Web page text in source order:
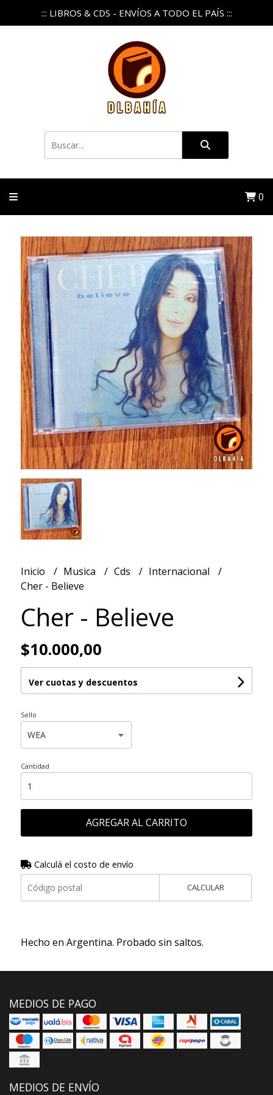
::: LIBROS & CDS - ENVÍOS A TODO EL PAÍS :::
0
Inicio Musica Cds
Internacional
Cher - Believe
Cher - Believe
$10.000,00
Ver cuotas y descuentos
Sello
Cantidad
AGREGAR AL CARRITO
Calculá el costo de envío
CALCULAR
Hecho en Argentina. Probado sin saltos.
MEDIOS DE PAGO
MEDIOS DE ENVÍO